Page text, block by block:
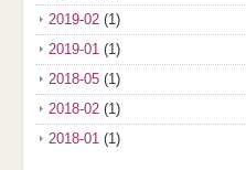
2019-02(1)
2019-01(1)
2018-05(1)
2018-02(1)
2018-01(1)